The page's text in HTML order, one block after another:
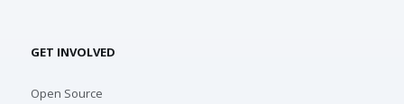
GET INVOLVED
Open Source